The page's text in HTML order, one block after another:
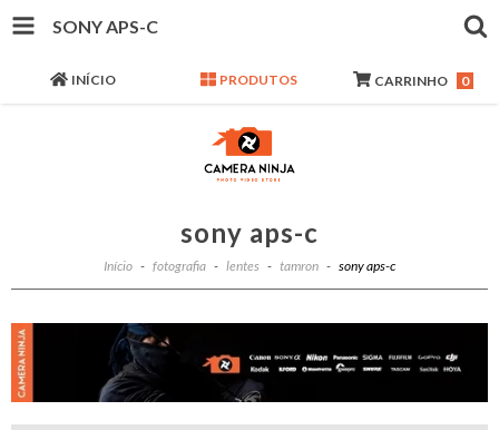
SONY APS-C
INÍCIO PRODUTOS CARRINHO 0
sony aps-c
Início - fotografia - lentes - tamron - sony aps-c